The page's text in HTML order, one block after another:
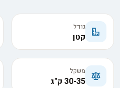
גודל
קטן
משקל
30-35 ק"ג